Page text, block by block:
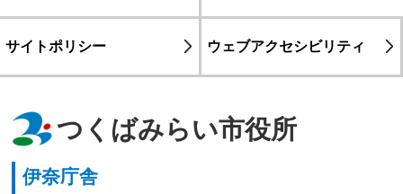
サイトポリシー ウェブアクセシビリティ
つくばみらい市役所
伊奈庁舎